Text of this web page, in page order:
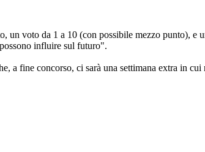
un voto da 1 a 10 (con possibile mezzo punto),
influire sul futuro".
a fine concorso, ci sarà una settimana extra in